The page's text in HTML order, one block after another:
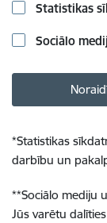
Statistikas
Sociālo
*Statistikas
darbību un
**Sociālo mediju
Jūs varētu